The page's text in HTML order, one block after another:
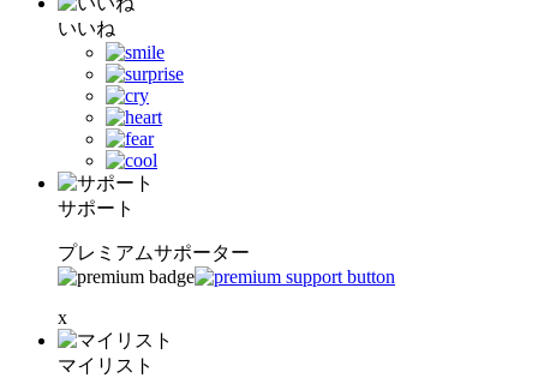
いいね
サポート
プレミアムサポーター
x
マイリスト